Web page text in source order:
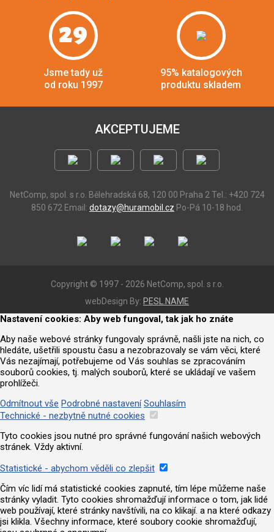
29
Jsme tady už
od roku 1997
95% katalogových
produktu skladem
AKCEPTUJEME
NetComp, spol. s r.o. Bělehradská 68, 120 00 Praha 2 Tel.: +420 724
850 672 Email: dotazy@huramobil.cz Po-Pá 10-18 hod.
Copyright © 1997 - 2026 NetComp, spol. s r.o.
webDesign By: PESL.NAME
Nastavení cookies: Aby web fungoval, tak jak ho znáte
Aby naše webové stránky fungovaly správně, našli jste na nich, co
hledáte, ušetřili spoustu času a nezobrazovaly se vám věci, které
Vás nezajímají, potřebujeme od Vás souhlas se zpracováním
souborů cookies, tj. malých souborů, které se ukládají ve vašem
prohlížeči.
Odmítnout vše Podrobné nastavení Souhlasím
Technické - nezbytně nutné cookies
Tyto cookies jsou nutné pro správné fungování našich webových
stránek. Vždy aktivní.
Statistické - abychom věděli co zlepšit
Čím víc lidí má statistické cookies zapnuté, tím lépe můžeme naše
stránky vyladit. Tyto cookies shromažďují informace o tom, jak lidé
web používají, které stránky navštívili, na co klikají. a na které odkazy
jsi klikla. Všechny informace, které soubory cookie shromažďují,